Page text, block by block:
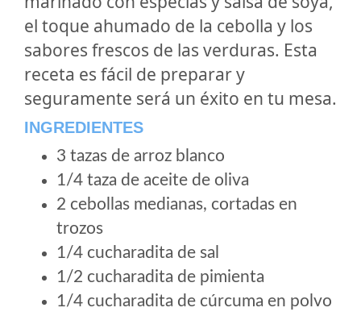
el toque ahumado de la cebolla y los
sabores frescos de las verduras. Esta
receta es fácil de preparar y
seguramente será un éxito en tu mesa.
INGREDIENTES
3 tazas de arroz blanco
1/4 taza de aceite de oliva
2 cebollas medianas, cortadas en
trozos
1/4 cucharadita de sal
1/2 cucharadita de pimienta
1/4 cucharadita de cúrcuma en polvo